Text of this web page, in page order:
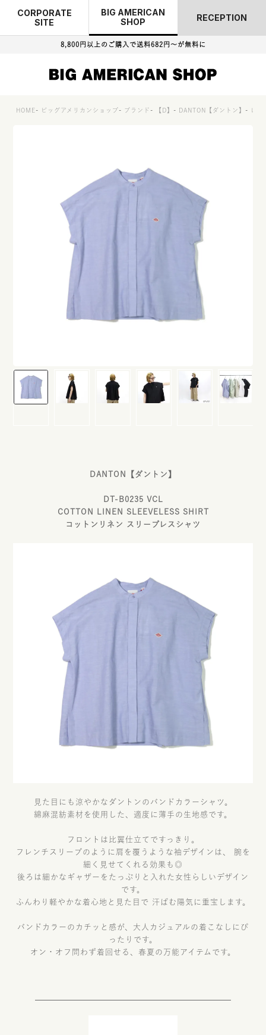
CORPORATE
SITE
BIG AMERICAN
SHOP
RECEPTION
8,800円以上のご購入で送料682円～が無料に
HOME ビッグアメリカンショップ ブランド 【D】 DANTON【ダントン】 レデ
DANTON【ダントン】
DT-B0235 VCL
COTTON LINEN SLEEVELESS SHIRT
コットンリネン スリーブレスシャツ
見た目にも涼やかなダントンのバンドカラーシャツ。
綿麻混紡素材を使用した、適度に薄手の生地感です。
フロントは比翼仕立てですっきり。
フレンチスリーブのように肩を覆うような袖デザインは、 腕を
細く見せてくれる効果も◎
後ろは細かなギャザーをたっぷりと入れた女性らしいデザイン
です。
ふんわり軽やかな着心地と見た目で 汗ばむ陽気に重宝します。
バンドカラーのカチッと感が、大人カジュアルの着こなしにぴ
ったりです。
オン・オフ問わず着回せる、春夏の万能アイテムです。